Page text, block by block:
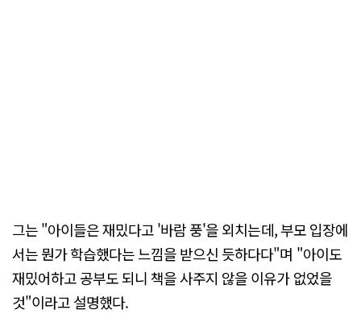
그는 "아이들은 재밌다고 '바람 풍'을 외치는데, 부모 입장에
서는 뭔가 학습했다는 느낌을 받으신 듯하다다"며 "아이도
재밌어하고 공부도 되니 책을 사주지 않을 이유가 없었을
것"이라고 설명했다.